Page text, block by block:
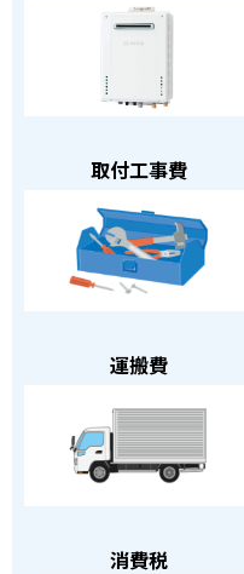
取付工事費
運搬費
消費税